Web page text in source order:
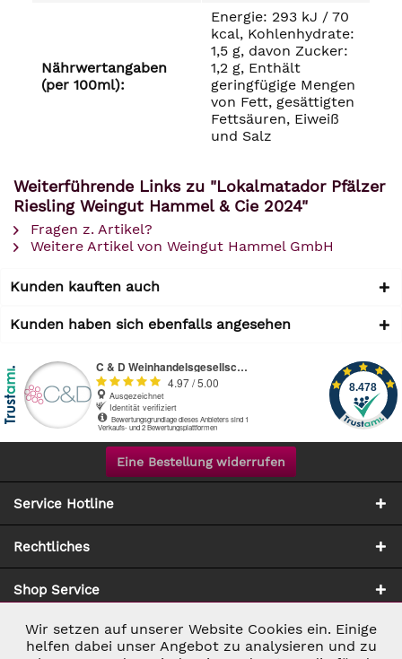
Nährwertangaben
(per 100ml):
Energie: 293 kJ / 70
kcal, Kohlenhydrate:
1,5 g, davon Zucker:
1,2 g, Enthält
geringfügige Mengen
von Fett, gesättigten
Fettsäuren, Eiweiß
und Salz
Weiterführende Links zu "Lokalmatador Pfälzer
Riesling Weingut Hammel & Cie 2024"
Fragen z. Artikel?
Weitere Artikel von Weingut Hammel GmbH
Kunden kauften auch
Kunden haben sich ebenfalls angesehen
Eine Bestellung widerrufen
Service Hotline
Rechtliches
Shop Service
Zahlung & Versand
Notwendig Aktiv
Wir setzen auf unserer Website Cookies ein. Einige
helfen dabei unser Angebot zu analysieren und zu